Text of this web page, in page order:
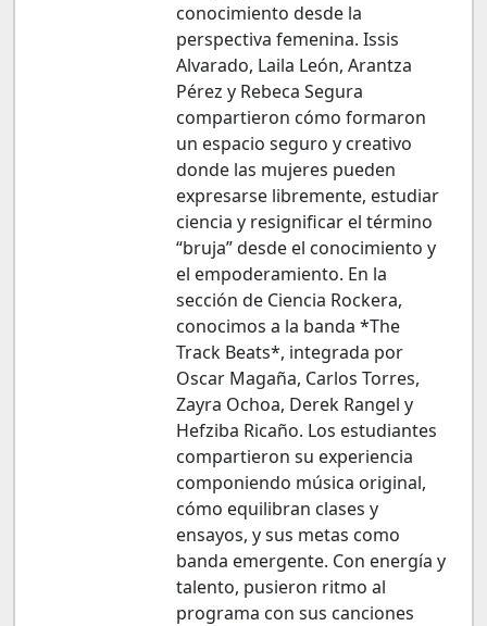
conocimiento desde la
perspectiva femenina. Issis
Alvarado, Laila León, Arantza
Pérez y Rebeca Segura
compartieron cómo formaron
un espacio seguro y creativo
donde las mujeres pueden
expresarse libremente, estudiar
ciencia y resignificar el término
“bruja” desde el conocimiento y
el empoderamiento. En la
sección de Ciencia Rockera,
conocimos a la banda *The
Track Beats*, integrada por
Oscar Magaña, Carlos Torres,
Zayra Ochoa, Derek Rangel y
Hefziba Ricaño. Los estudiantes
compartieron su experiencia
componiendo música original,
cómo equilibran clases y
ensayos, y sus metas como
banda emergente. Con energía y
talento, pusieron ritmo al
programa con sus canciones